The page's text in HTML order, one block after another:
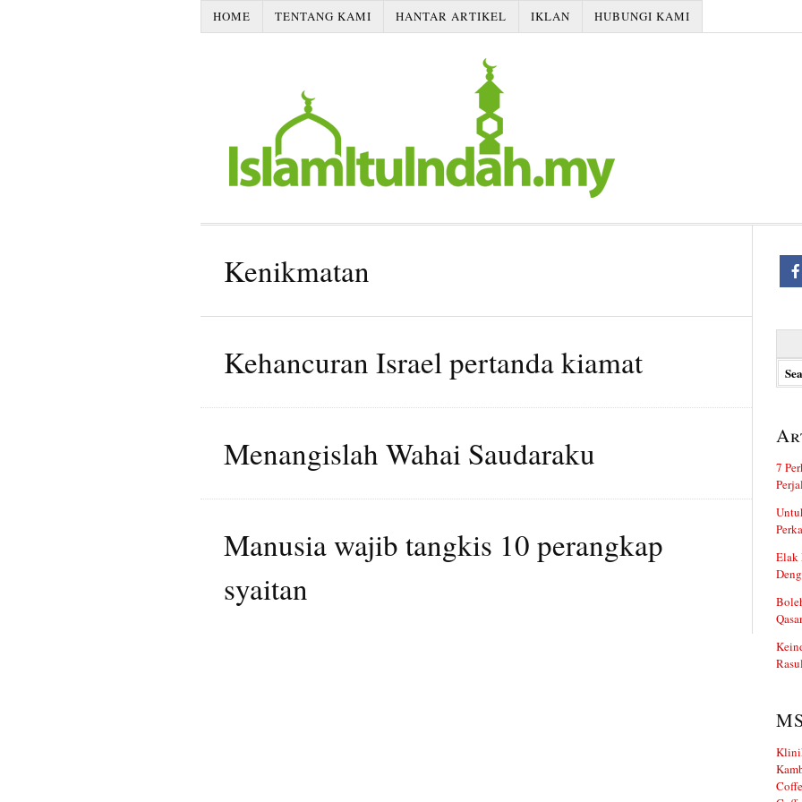
HOME TENTANG KAMI HANTAR ARTIKEL IKLAN HUBUNGI KAMI
Kenikmatan
Kehancuran Israel pertanda kiamat
Menangislah Wahai Saudaraku
Manusia wajib tangkis 10 perangkap
syaitan
7
Elak